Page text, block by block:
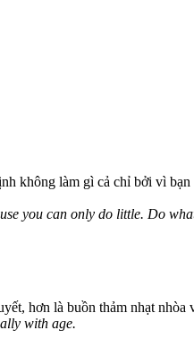
làm gì cả chỉ bởi vì
you can only do little. Do
hơn là buồn thảm nhạt nhòa
with age.